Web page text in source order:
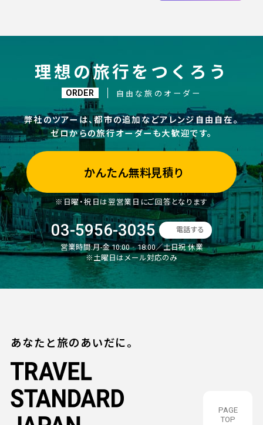
理想の旅行をつくろう
ORDER 自由な旅のオーダー
弊社のツアーは、都市の追加などアレンジ自由自在。
ゼロからの旅行オーダーも大歓迎です。
かんたん無料見積り
※日曜・祝日は翌営業日にご回答となります
03-5956-3035 電話する
営業時間:月-金 10:00‐18:00／土日祝 休業
※土曜日はメール対応のみ
PAGE
TOP
あなたと旅のあいだに。